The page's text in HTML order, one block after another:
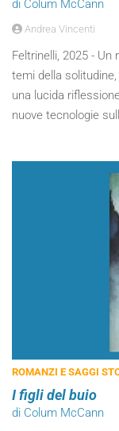
di Colum McCann
Andrea Vincenti
Feltrinelli, 2025 -
temi della
una lucida
nuove tecnologie
ROMANZI E SAGGI
I figli del buio
di Colum McCann